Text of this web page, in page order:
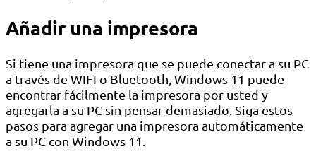
Añadir una impresora
Si tiene una impresora que se puede conectar a su PC
a través de WIFI o Bluetooth, Windows 11 puede
encontrar fácilmente la impresora por usted y
agregarla a su PC sin pensar demasiado. Siga estos
pasos para agregar una impresora automáticamente
a su PC con Windows 11.